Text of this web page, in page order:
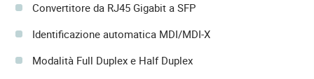
Convertitore da RJ45 Gigabit a SFP
Identificazione automatica MDI/MDI-X
Modalità Full Duplex e Half Duplex